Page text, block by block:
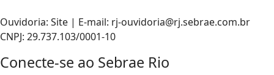
Ouvidoria: Site | E-mail: rj-ouvidoria@rj.sebrae.com.br
CNPJ: 29.737.103/0001-10
Conecte-se ao Sebrae Rio